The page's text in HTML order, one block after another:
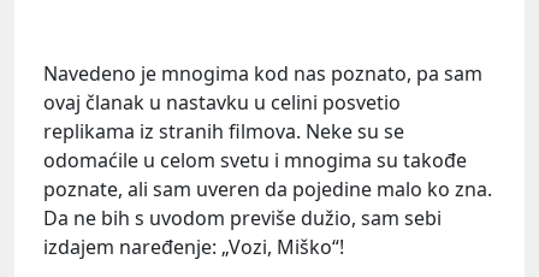
Navedeno je mnogima kod nas poznato, pa sam
ovaj članak u nastavku u celini posvetio
replikama iz stranih filmova. Neke su se
odomaćile u celom svetu i mnogima su takođe
poznate, ali sam uveren da pojedine malo ko zna.
Da ne bih s uvodom previše dužio, sam sebi
izdajem naređenje: „Vozi, Miško“!